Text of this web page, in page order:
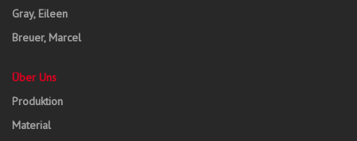
Gray, Eileen
Breuer, Marcel
Über Uns
Produktion
Material